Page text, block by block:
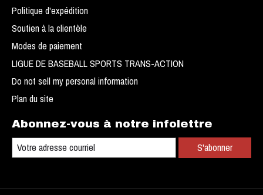
Politique d'expédition
Soutien à la clientèle
Modes de paiement
LIGUE DE BASEBALL SPORTS TRANS-ACTION
Do not sell my personal information
Plan du site
Abonnez-vous à notre infolettre
S'abonner